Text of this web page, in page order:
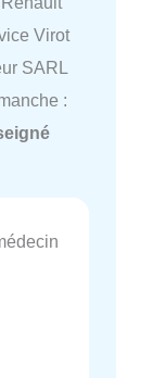
Virot
SARL
: